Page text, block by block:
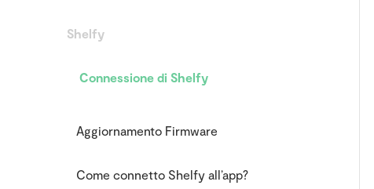
Shelfy
Connessione di Shelfy
Aggiornamento Firmware
Come connetto Shelfy all’app?